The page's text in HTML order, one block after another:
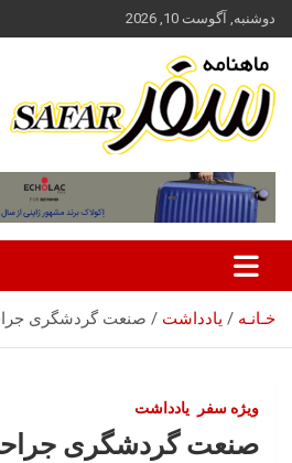
محتوا
بروید
دوشنبه, آگوست 10, 2026
سفر آنلاین
خـانـه یادداشت صنعت گردشگری
ویژه سفر یادداشت
صنعت گردشگری